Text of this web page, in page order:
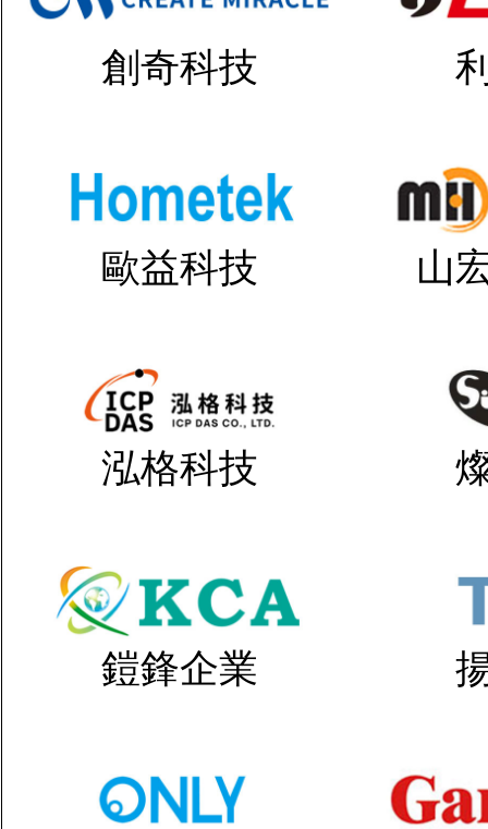
創奇科技
歐益科技 山
泓格科技
鎧鋒企業